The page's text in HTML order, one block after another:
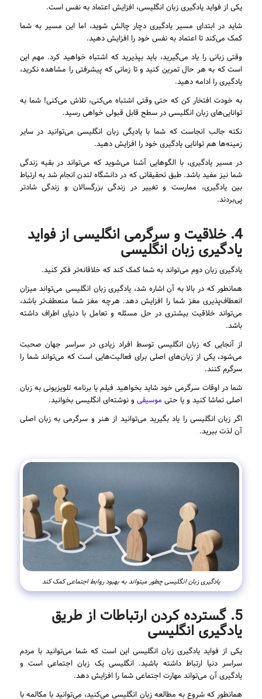
یکی از فواید یادگیری زبان انگلیسی، افزایش اعتماد به نفس است.
شاید در ابتدای مسیر یادگیری دچار چالش شوید، اما این مسیر به شما
کمک می‌کند تا اعتماد به نفس خود را افزایش دهید.
وقتی زبانی را یاد می‌گیرید، باید بپذیرید که اشتباه خواهید کرد. مهم این
است که به هر حال تمرین کنید و تا زمانی که پیشرفتی را مشاهده نکرید،
یادگیری را ادامه دهید.
به خودت افتخار کن که حتی وقتی اشتباه می‌کنی، تلاش می‌کنی! شما به
توانایی‌های زبان انگلیسی در سطح قابل قبولی خواهی رسید.
نکته جالب انجاست که شما با یادیگی زبان انگلیسی می‌توانید در سایر
زمینه‌ها هم توانایی یادگیری خود را افزایش دهید.
در مسیر یادگیری، با الگوهایی آشنا می‌شوید که می‌تواند در بقیه زندگی
شما نیز مفید باشد. طبق تحقیقاتی که در دانشگاه لندن انجام شد به ارتباط
بین یادگیری، ممارست و تغییر در زندگی بزرگسالان و زندگی شادتر
پی‌بردند.
4. خلاقیت و سرگرمی انگلیسی از فواید
یادگیری زبان انگلیسی
یادگیری زبان دوم می‌تواند به شما کمک کند که خلاقانه‌تر فکر کنید.
همانطور که در بالا به آن اشاره شد، یادگیری زبان انگلیسی می‌تواند میزان
انعطاف‌پذیری مغز شما را افزایش دهد. هرچه مغز شما منعطف‌تر باشد،
می‌تواند خلاقیت بیشتری در حل مسئله و تعامل با دنیای اطراف داشته
باشد.
از آنجایی که زبان انگلیسی توسط افراد زیادی در سراسر جهان صحبت
می‌‌شود، یکی از زبان‌های اصلی برای فعالیت‌هایی است که می‌تواند شما را
سرگرم کنند.
شما در اوقات سرگرمی خود شاید بخواهید فیلم یا برنامه تلویزیونی به زبان
اصلی تماشا کنید و یا حتی موسیقی و نوشته‌ای انگلیسی بخوانید.
اگر زبان انگلیسی را یاد بگیرید می‌توانید از هنر و سرگرمی به زبان اصلی
آن لذت ببرید.
یادگیری زبان انگلیسی چطور میتواند به بهبود روابط اجتماعی کمک کند
5. گسترده کردن ارتباطات از طریق
یادگیری انگلیسی
یکی از فواید یادگیری زبان انگلیسی این است که شما می‌توانید با مردم
سراسر دنیا ارتباط داشته باشید. انگلیسی یک زبان اجتماعی است و
یادگیری آن می‌تواند مهارت اجتماعی شما را افزایش دهد.
همانطور که شروع به مطالعه زبان انگلیسی می‌کنید، می‌توانید با مکالمه با